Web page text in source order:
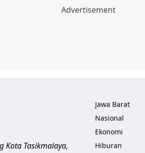
Kota Tasikmalaya,
Jawa Barat
Nasional
Ekonomi
Hiburan